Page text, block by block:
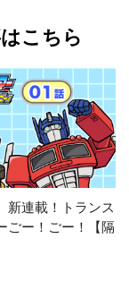
こちら
新連載！トランス
ごー！ごー！【隔